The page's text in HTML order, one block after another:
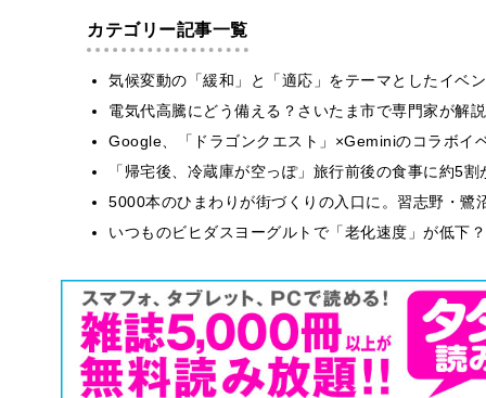
カテゴリー記事一覧
気候変動の「緩和」と「適応」をテーマとしたイベ
電気代高騰にどう備える？さいたま市で専門家が解
Google、「ドラゴンクエスト」×Geminiのコラボイ
「帰宅後、冷蔵庫が空っぽ」旅行前後の食事に約5
5000本のひまわりが街づくりの入口に。習志野・
いつものビヒダスヨーグルトで「老化速度」が低